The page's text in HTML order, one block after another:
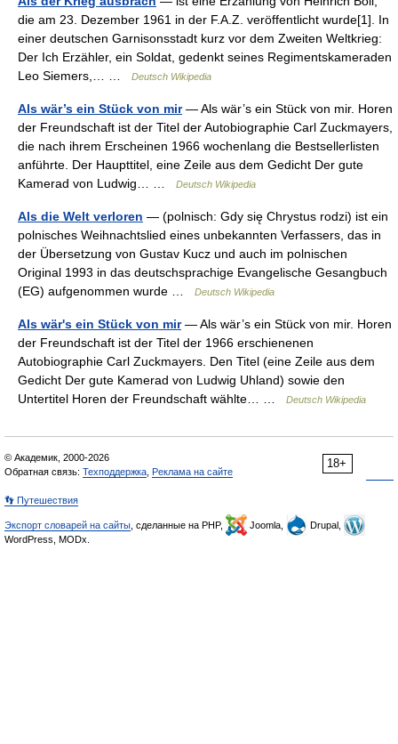
die am 23. Dezember 1961 in der F.A.Z. veröffentlicht wurde[1]. In
einer deutschen Garnisonsstadt kurz vor dem Zweiten Weltkrieg:
Der Ich Erzähler, ein Soldat, gedenkt seines Regimentskameraden
Leo Siemers,… …
Deutsch Wikipedia
Als wär’s ein Stück von mir— Als wär’s ein Stück von mir. Horen
der Freundschaft ist der Titel der Autobiographie Carl Zuckmayers,
die nach ihrem Erscheinen 1966 wochenlang die Bestsellerlisten
anführte. Der Haupttitel, eine Zeile aus dem Gedicht Der gute
Kamerad von Ludwig… …
Deutsch Wikipedia
Als die Welt verloren — (polnisch: Gdy się Chrystus rodzi) ist ein
polnisches Weihnachtslied eines unbekannten Verfassers, das in
der Übersetzung von Gustav Kucz und auch im polnischen
Original 1993 in das deutschsprachige Evangelische Gesangbuch
(EG) aufgenommen wurde …
Deutsch Wikipedia
Als wär's ein Stück von mir— Als wär’s ein Stück von mir. Horen
der Freundschaft ist der Titel der 1966 erschienenen
Autobiographie Carl Zuckmayers. Den Titel (eine Zeile aus dem
Gedicht Der gute Kamerad von Ludwig Uhland) sowie den
Untertitel Horen der Freundschaft wählte… …
Deutsch Wikipedia
18+
© Академик, 2000-2026
Обратная связь: Техподдержка Реклама на сайте
👣 Путешествия
Экспорт словарей на сайты , сделанные на PHP, Joomla,
Drupal,
WordPress, MODx.